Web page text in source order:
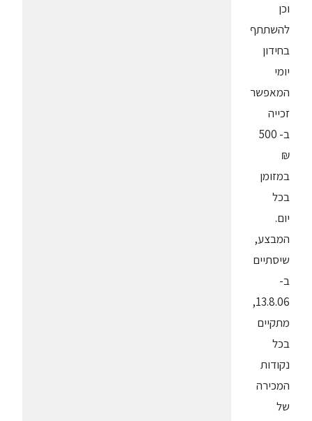
וכן
להשתתף
בחידון
יומי
המאפשר
זכייה
ב- 500
₪
במזומן
בכל
יום.
המבצע,
שיסתיים
ב-
13.8.06,
מתקיים
בכל
נקודות
המכירה
של